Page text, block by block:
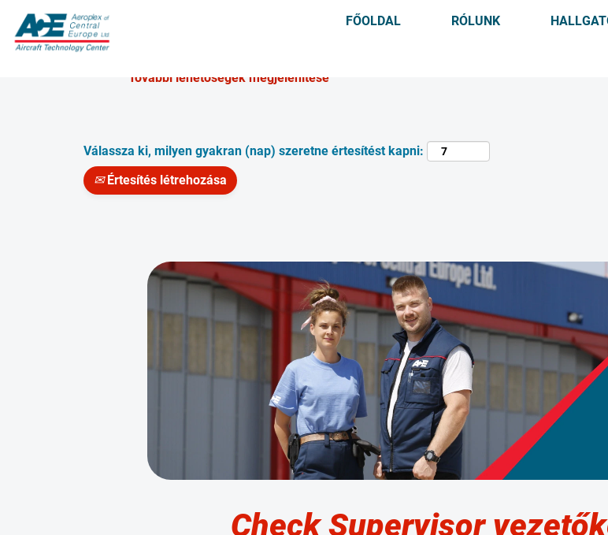
FŐOLDAL RÓLUNK
További lehetőségek megjelenítése
Válassza ki, milyen gyakran (nap) szeretne értesítést kapni:
Értesítés létrehozása
Check Supervisor